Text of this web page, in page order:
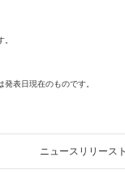
表日現在のものです。
ニュースリリース